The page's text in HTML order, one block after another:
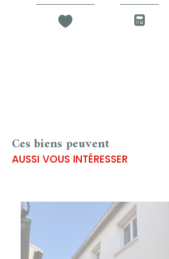
Ces biens peuvent
AUSSI VOUS INTÉRESSER